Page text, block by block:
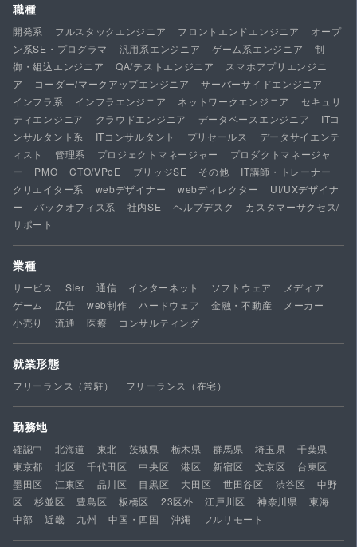
職種
開発系 フルスタックエンジニア フロントエンドエンジニア
オープ
ン系SE・プログラマ
汎用系エンジニア ゲーム系エンジニア
制
御・組込エンジニア
QA/テストエンジニア
スマホアプリエンジニ
ア
コーダー/マークアップエンジニア
サーバーサイドエンジニア
インフラ系
インフラエンジニア ネットワークエンジニア
セキュリ
ティエンジニア
クラウドエンジニア データベースエンジニア
ITコ
ンサルタント系
ITコンサルタント プリセールス
データサイエンテ
ィスト
管理系 プロジェクトマネージャー
プロダクトマネージャ
ー
PMO CTO/VPoE ブリッジSE その他
IT講師・トレーナー
クリエイター系
webデザイナー webディレクター
UI/UXデザイナ
ー
バックオフィス系 社内SE ヘルプデスク
カスタマーサクセス/
サポート
業種
サービス SIer 通信 インターネット ソフトウェア
メディア
ゲーム
広告 web制作 ハードウェア 金融・不動産
メーカー
小売り
流通 医療 コンサルティング
就業形態
フリーランス（常駐） フリーランス（在宅）
勤務地
確認中 北海道 東北 茨城県 栃木県 群馬県 埼玉県
千葉県
東京都
北区 千代田区 中央区 港区 新宿区 文京区
台東区
墨田区
江東区 品川区 目黒区 大田区 世田谷区 渋谷区
中野
区
杉並区 豊島区 板橋区 23区外 江戸川区 神奈川県
東海
中部
近畿 九州 中国・四国 沖縄 フルリモート